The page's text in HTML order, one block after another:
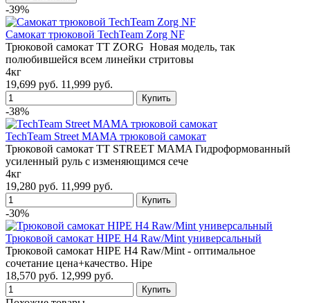
-39%
Самокат трюковой TechTeam Zorg NF
Трюковой самокат TT ZORG Новая модель, так
полюбившейся всем линейки стритовы
4кг
19,699 руб. 11,999 руб.
-38%
TechTeam Street MAMA трюковой самокат
Трюковой самокат TT STREET MAMA Гидроформованный
усиленный руль с изменяющимся сече
4кг
19,280 руб. 11,999 руб.
-30%
Трюковой самокат HIPE H4 Raw/Mint универсальный
Трюковой самокат HIPE H4 Raw/Mint - оптимальное
сочетание цена+качество. Hipe
18,570 руб. 12,999 руб.